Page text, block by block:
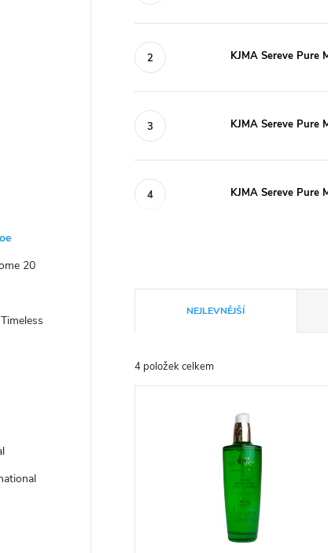
20
KJMA Sereve Pure
KJMA Sereve Pure
KJMA Sereve Pure
a
z
NEJLEVNĚJŠÍ
4 položek celkem